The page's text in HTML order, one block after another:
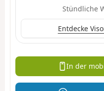
Stündliche
Entdecke
In der